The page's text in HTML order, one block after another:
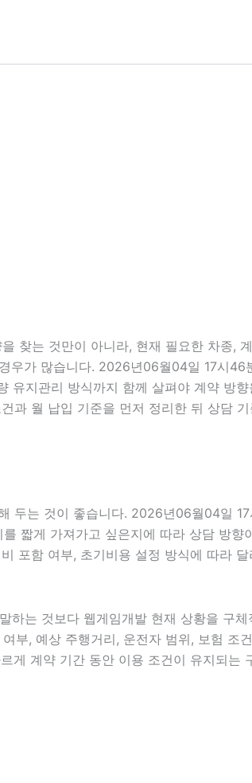
찾는 것만이 아니라, 현재 필요한 차종,
우가 많습니다. 2026년06월04일 17시
지관리 방식까지 함께 살펴야 계약 방
과 월 납입 기준을 먼저 정리한 뒤 상담
두는 것이 좋습니다. 2026년06월04일
짧게 가져가고 싶은지에 따라 상담 방
포함 여부, 초기비용 설정 방식에 따라
하는 것보다 웹게임개발 현재 상황을
부, 예상 주행거리, 운전자 범위, 보험
게 계약 기간 동안 이용 조건이 유지되는